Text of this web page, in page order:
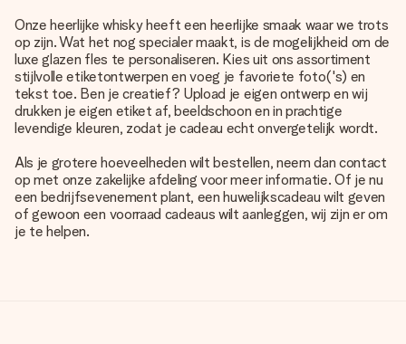
Onze heerlijke whisky heeft een heerlijke smaak waar we trots
op zijn. Wat het nog specialer maakt, is de mogelijkheid om de
luxe glazen fles te personaliseren. Kies uit ons assortiment
stijlvolle etiketontwerpen en voeg je favoriete foto('s) en
tekst toe. Ben je creatief? Upload je eigen ontwerp en wij
drukken je eigen etiket af, beeldschoon en in prachtige
levendige kleuren, zodat je cadeau echt onvergetelijk wordt.
Als je grotere hoeveelheden wilt bestellen, neem dan contact
op met onze zakelijke afdeling voor meer informatie. Of je nu
een bedrijfsevenement plant, een huwelijkscadeau wilt geven
of gewoon een voorraad cadeaus wilt aanleggen, wij zijn er om
je te helpen.